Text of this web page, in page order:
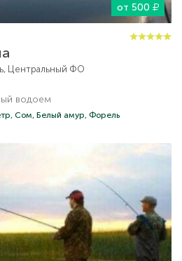
от 500
Центральный ФО
водоем
Сом, Белый амур, Форель